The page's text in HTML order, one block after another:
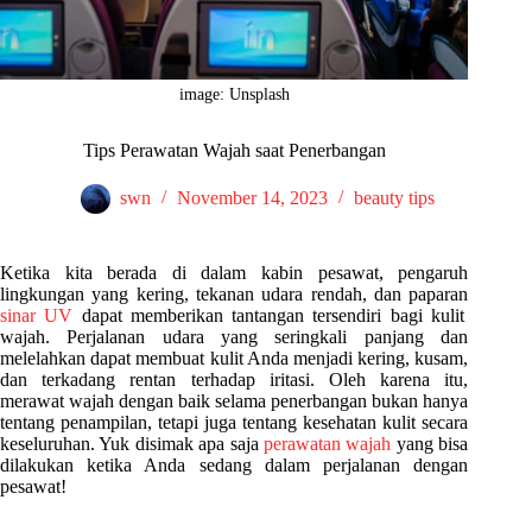
image: Unsplash
Tips Perawatan Wajah saat Penerbangan
swn November 14, 2023 beauty tips
Ketika kita berada di dalam kabin pesawat, pengaruh
lingkungan yang kering, tekanan udara rendah, dan paparan
sinar UV dapat memberikan tantangan tersendiri bagi kulit
wajah. Perjalanan udara yang seringkali panjang dan
melelahkan dapat membuat kulit Anda menjadi kering, kusam,
dan terkadang rentan terhadap iritasi. Oleh karena itu,
merawat wajah dengan baik selama penerbangan bukan hanya
tentang penampilan, tetapi juga tentang kesehatan kulit secara
keseluruhan. Yuk disimak apa sajaperawatan wajah yang bisa
dilakukan ketika Anda sedang dalam perjalanan dengan
pesawat!